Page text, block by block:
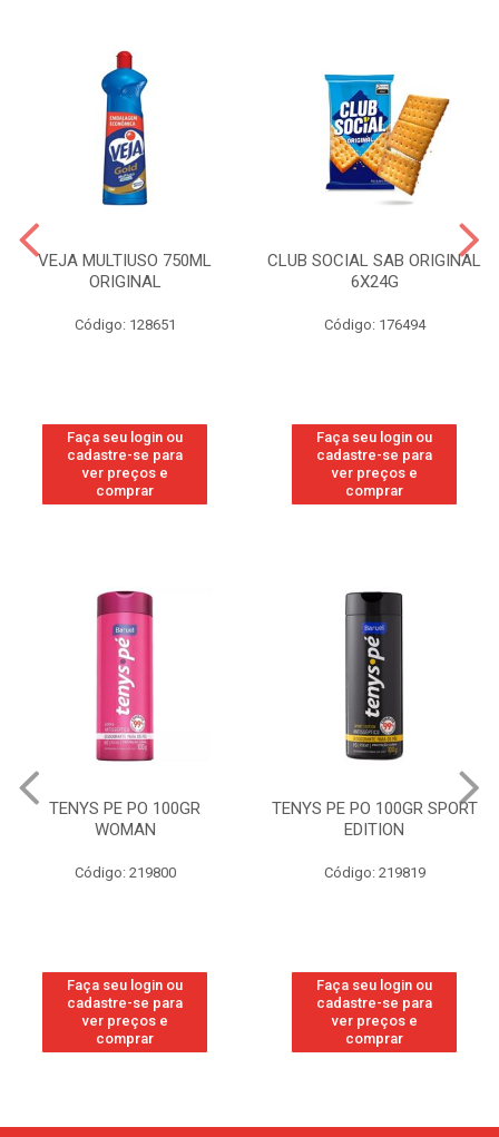
VEJA MULTIUSO 750ML
ORIGINAL
Código: 128651
Faça seu login ou
cadastre-se para
ver preços e
comprar
CLUB SOCIAL SAB ORIGINAL
6X24G
Código: 176494
Faça seu login ou
cadastre-se para
ver preços e
comprar
TENYS PE PO 100GR
WOMAN
Código: 219800
Faça seu login ou
cadastre-se para
ver preços e
comprar
TENYS PE PO 100GR SPORT
EDITION
Código: 219819
Faça seu login ou
cadastre-se para
ver preços e
comprar